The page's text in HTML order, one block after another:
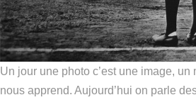
Un jour une photo c’est une image,
nous apprend. Aujourd’hui on parle